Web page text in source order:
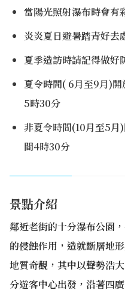
當陽光照射瀑布時會有
炎炎夏日避暑踏青好去
夏季造訪時請記得做好
夏令時間( 6月至9月)
5時30分
非夏令時間(10月至5月
間4時30分
景點介紹
鄰近老街的十分瀑布公園
的侵蝕作用，造就斷層地
地質奇觀，其中以聲勢浩
分遊客中心出發，沿著四